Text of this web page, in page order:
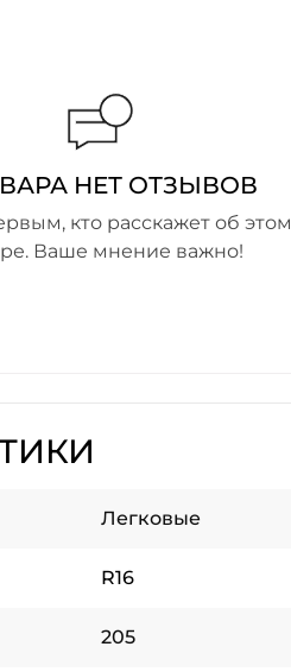
НЕТ ОТЗЫВОВ
кто расскажет об этом
Ваше мнение важно!
Легковые
R16
205